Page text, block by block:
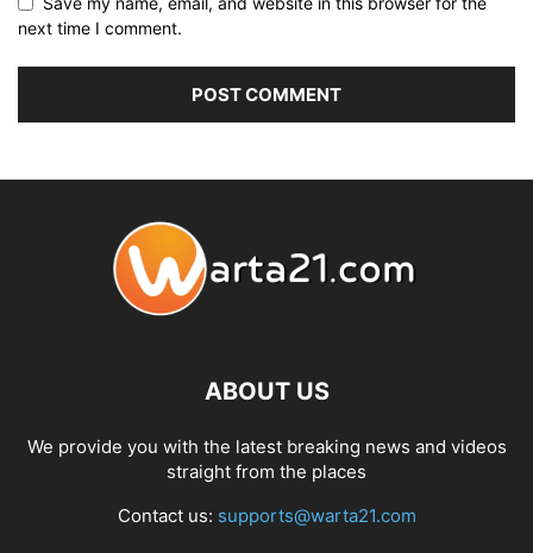
next time I comment.
ABOUT US
We provide you with the latest breaking news and videos
straight from the places
Contact us: supports@warta21.com